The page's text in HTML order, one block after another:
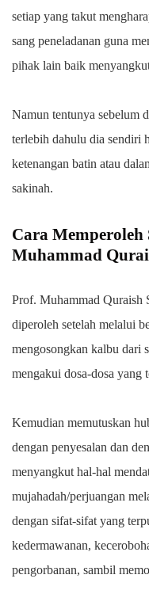
setiap yang takut
sang peneladanan guna
pihak lain baik
Namun tentunya sebelum
terlebih dahulu dia sendiri
ketenangan batin atau
sakinah.
Cara
Muhammad
Prof. Muhammad Quraish
diperoleh setelah melalui
mengosongkan kalbu dari
mengakui dosa-dosa yang
Kemudian memutuskan
dengan penyesalan dan
menyangkut hal-hal
mujahadah/perjuangan
dengan sifat-sifat yang
kedermawanan,
pengorbanan, sambil